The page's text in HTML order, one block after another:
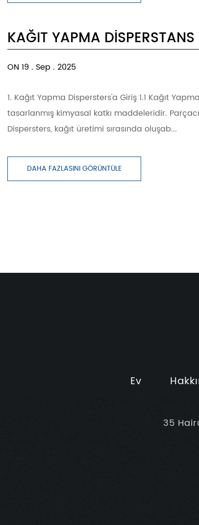
KAĞIT YAPMA
ON 19 . Sep . 2025
1. Kağıt Yapma Dispersters'a Giriş 1.1 Kağıt
tasarlanmış kimyasal katkı maddeleridir.
Dispersters, kağıt üretimi sırasında oluşab...
DAHA FAZLASINI GÖRÜNTÜLE
Ev
35